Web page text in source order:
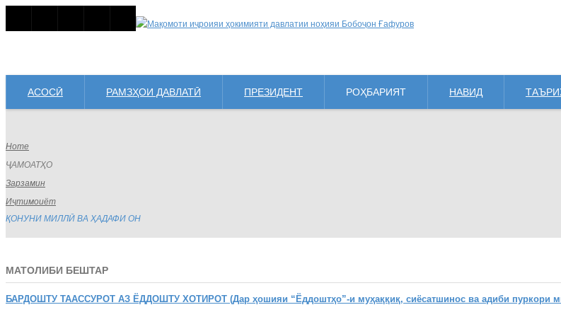
АСОСӢ РАМЗҲОИ ДАВЛАТӢ ПРЕЗИДЕНТ РОҲБАРИЯТ НАВИД
Home
ҶАМОАТҲО
Зарзамин
Иҷтимоиёт
ҚОНУНИ МИЛЛӢ ВА ҲАДАФИ ОН
МАТОЛИБИ БЕШТАР
БАРДОШТУ ТААССУРОТ АЗ ЁДДОШТУ ХОТИРОТ (Дар ҳошияи “Ёддоштҳо”-и муҳаққиқ, сиёсатшинос ва адиби пуркори